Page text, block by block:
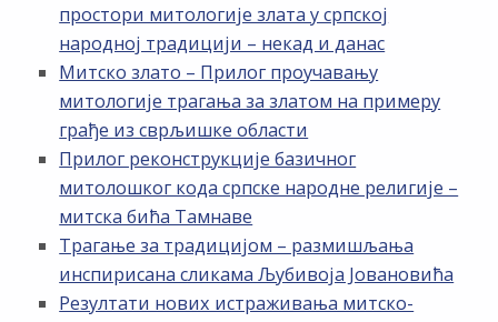
простори митологије злата у српској
народној традицији – некад и данас
Митско злато – Прилог проучавању
митологије трагања за златом на примеру
грађе из сврљишке области
Прилог реконструкције базичног
митолошког кода српске народне религије –
митска бића Тамнаве
Трагање за традицијом – размишљања
инспирисана сликама Љубивоја Јовановића
Резултати нових истраживања митско-